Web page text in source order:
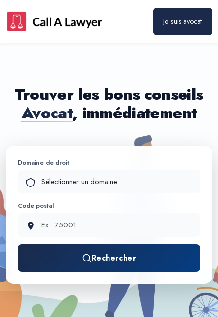
Je suis avocat
Trouver les bons conseils
Avocat, immédiatement
Domaine de droit
Code postal
Rechercher